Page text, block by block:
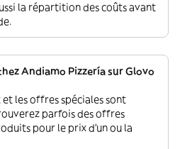
la répartition des coûts avant
Andiamo Pizzería sur Glovo
les offres spéciales sont
parfois des offres
pour le prix d'un ou la